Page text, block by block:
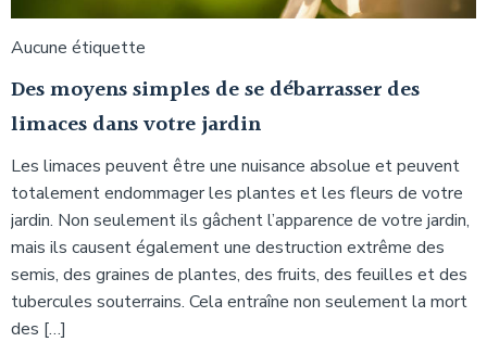
Aucune étiquette
Des moyens simples de se débarrasser des
limaces dans votre jardin
Les limaces peuvent être une nuisance absolue et peuvent
totalement endommager les plantes et les fleurs de votre
jardin. Non seulement ils gâchent l’apparence de votre jardin,
mais ils causent également une destruction extrême des
semis, des graines de plantes, des fruits, des feuilles et des
tubercules souterrains. Cela entraîne non seulement la mort
des […]